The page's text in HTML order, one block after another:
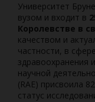
Университет
вузом и входит в
Королевстве в
качеством и
частности, в
здравоохранения
научной
(RAE) присвоила
статус